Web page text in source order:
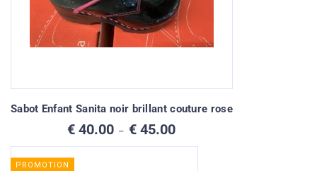
Sabot Enfant Sanita noir brillant couture rose
€ 40.00 – € 45.00Plage
prix :
PROMOTION